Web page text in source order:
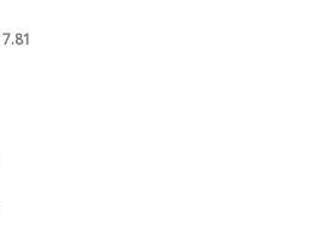
7.81